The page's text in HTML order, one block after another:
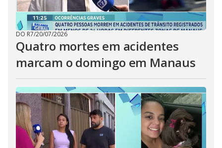
DO R7/20/07/2026
Quatro mortes em acidentes
marcam o domingo em Manaus